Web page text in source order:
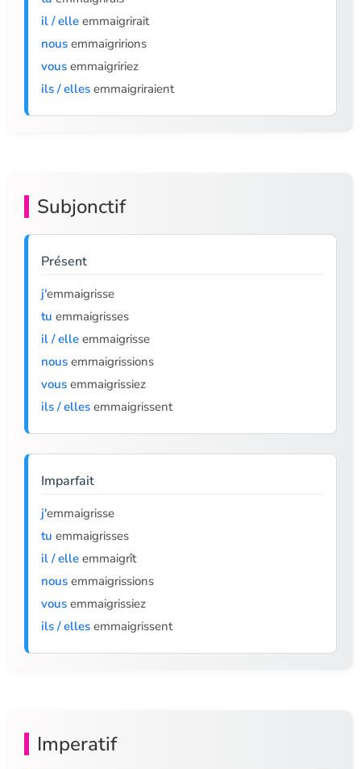
il / elle emmaigrirait
nous emmaigririons
vous emmaigririez
ils / elles emmaigriraient
Subjonctif
Présent
j'emmaigrisse
tu emmaigrisses
il / elle emmaigrisse
nous emmaigrissions
vous emmaigrissiez
ils / elles emmaigrissent
Imparfait
j'emmaigrisse
tu emmaigrisses
il / elle emmaigrît
nous emmaigrissions
vous emmaigrissiez
ils / elles emmaigrissent
Imperatif